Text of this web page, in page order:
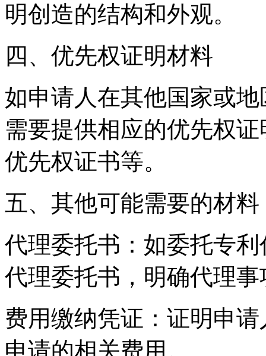
明创造的结构和外观。
四、优先权证明材料
如申请人在其他国家或
需要提供相应的优先权
优先权证书等。
五、其他可能需要的材料
代理委托书：如委托专
代理委托书，明确代理
费用缴纳凭证：证明申
申请的相关费用。